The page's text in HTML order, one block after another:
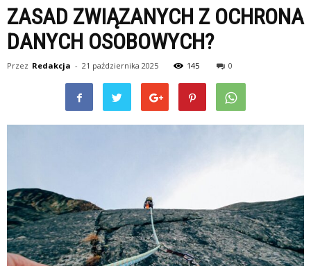
ZASAD ZWIĄZANYCH Z OCHRONA
DANYCH OSOBOWYCH?
Przez Redakcja - 21 października 2025 145 0